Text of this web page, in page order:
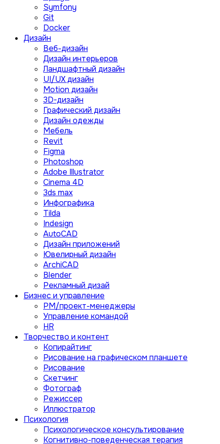
Symfony
Git
Docker
Дизайн
Веб-дизайн
Дизайн интерьеров
Ландшафтный дизайн
UI/UX дизайн
Motion дизайн
3D-дизайн
Графический дизайн
Дизайн одежды
Мебель
Revit
Figma
Photoshop
Adobe Illustrator
Сinema 4D
3ds max
Инфографика
Tilda
Indesign
AutoCAD
Дизайн приложений
Ювелирный дизайн
ArchiCAD
Blender
Рекламный дизай
Бизнес и управление
PM/проект-менеджеры
Управление командой
HR
Творчество и контент
Копирайтинг
Рисование на графическом планшете
Рисование
Скетчинг
Фотограф
Режиссер
Иллюстратор
Психология
Психологическое консультирование
Когнитивно-поведенческая терапия